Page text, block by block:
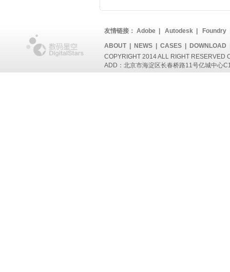
友情链接： Adobe Autodesk Foundry
ABOUT| NEWS CASES DOWNLOAD
COPYRIGHT 2014 ALL RIGHT RESERVED
ADD：北京市海淀区长春桥路11号亿城中